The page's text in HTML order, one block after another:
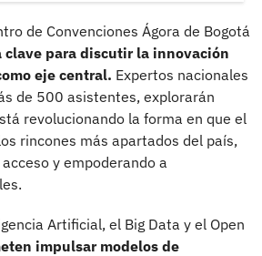
de Convenciones Ágora de Bogotá
clave para discutir la innovación
eje central. Expertos nacionales
de 500 asistentes, explorarán
revolucionando la forma en que el
rincones más apartados del país,
y empoderando a
Artificial, el Big Data y el Open
impulsar modelos de